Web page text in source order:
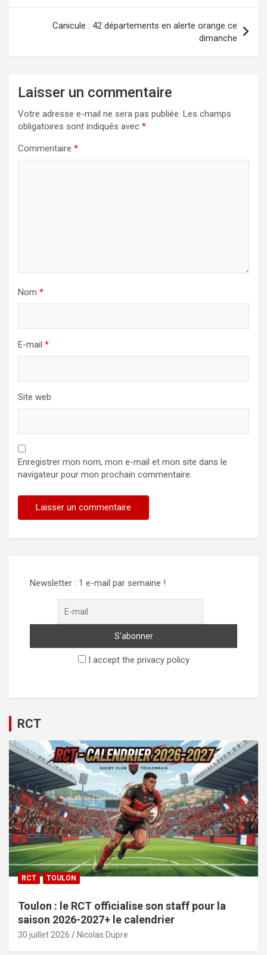
Canicule : 42 départements en alerte orange ce
dimanche
Laisser un commentaire
Votre adresse e-mail ne sera pas publiée. Les champs
obligatoires sont indiqués avec *
Commentaire *
Nom *
E-mail *
Site web
Enregistrer mon nom, mon e-mail et mon site dans le
navigateur pour mon prochain commentaire.
Newsletter : 1 e-mail par semaine !
I accept the privacy policy
RCT
RCT TOULON
Toulon : le RCT officialise son staff pour la
saison 2026-2027+ le calendrier
30 juillet 2026 Nicolas Dupre